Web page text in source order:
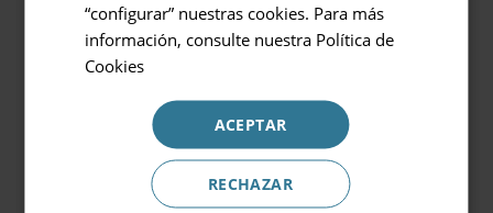
Code promotionnel
Réserver
Nous incluons
aussi
“configurar” nuestras cookies. Para más
información, consulte nuestra Política de
Cookies
ACEPTAR
RECHAZAR